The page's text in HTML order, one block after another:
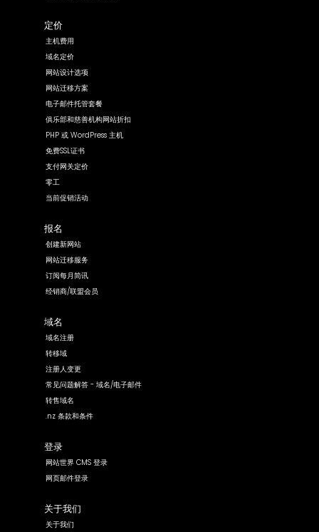
定价
主机费用
域名定价
网站设计选项
网站迁移方案
电子邮件托管套餐
俱乐部和慈善机构网站折扣
PHP 或 WordPress 主机
免费SSL证书
支付网关定价
零工
当前促销活动
报名
创建新网站
网站迁移服务
订阅每月简讯
经销商/联盟会员
域名
域名注册
转移域
注册人变更
常见问题解答 - 域名/电子邮件
转售域名
.nz 条款和条件
登录
网站世界 CMS 登录
网页邮件登录
关于我们
关于我们